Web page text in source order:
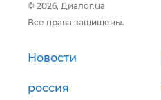
© 2026, Диалог.ua
Все права защищены.
Новости
россия